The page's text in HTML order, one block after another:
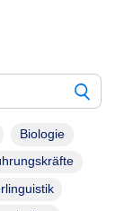
Biologie